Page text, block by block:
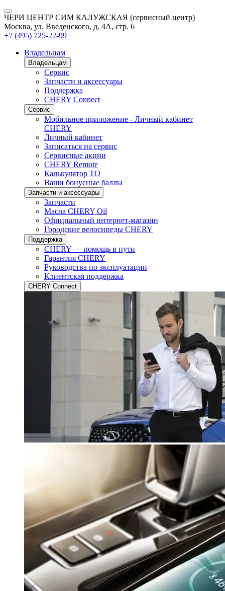
ЧЕРИ ЦЕНТР СИМ КАЛУЖСКАЯ (сервисный центр)
Москва, ул. Введенского, д. 4А, стр. 6
+7 (495) 725-22-99
Владельцам
Владельцам
Сервис
Запчасти и аксессуары
Поддержка
CHERY Connect
Сервис
Мобильное приложение - Личный кабинет
CHERY
Личный кабинет
Записаться на сервис
Сервисные акции
CHERY Remote
Калькулятор ТО
Ваши бонусные баллы
Запчасти и аксессуары
Запчасти
Масла CHERY Oil
Официальный интернет-магазин
Городские велосипеды CHERY
Поддержка
CHERY — помощь в пути
Гарантия CHERY
Руководства по эксплуатации
Клиентская поддержка
CHERY Connect